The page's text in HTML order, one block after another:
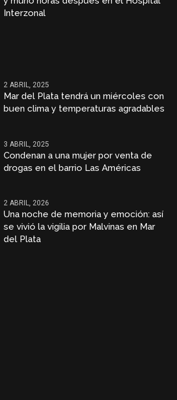
Interzonal
2 ABRIL, 2025
Mar del Plata tendrá un miércoles con
buen clima y temperaturas agradables
3 ABRIL, 2025
Condenan a una mujer por venta de
drogas en el barrio Las Américas
2 ABRIL, 2026
Una noche de memoria y emoción: así
se vivió la vigilia por Malvinas en Mar
del Plata